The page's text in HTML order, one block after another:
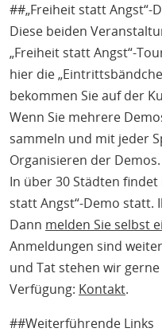
##„Freiheit statt Angst“-
Diese beiden
„Freiheit statt Angst“-
hier die
bekommen Sie auf der
Wenn Sie mehrere
sammeln und mit jeder
Organisieren der Demos.
In über 30 Städten findet
statt Angst“-Demo statt.
Dann melden Sie selbst
Anmeldungen sind
und Tat stehen wir
Verfügung: Kontakt.
##Weiterführende Links